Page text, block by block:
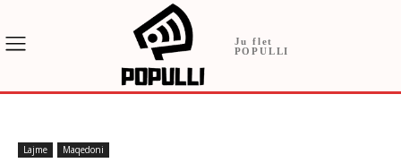
Ju flet
POPULLI
Lajme Maqedoni